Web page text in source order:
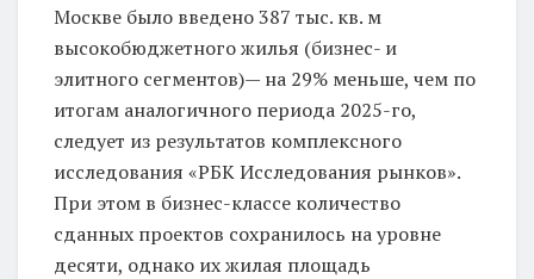
Москве было введено 387 тыс. кв. м
высокобюджетного жилья (бизнес- и
элитного сегментов)— на 29% меньше, чем по
итогам аналогичного периода 2025-го,
следует из результатов комплексного
исследования «РБК Исследования рынков».
При этом в бизнес-классе количество
сданных проектов сохранилось на уровне
десяти, однако их жилая площадь